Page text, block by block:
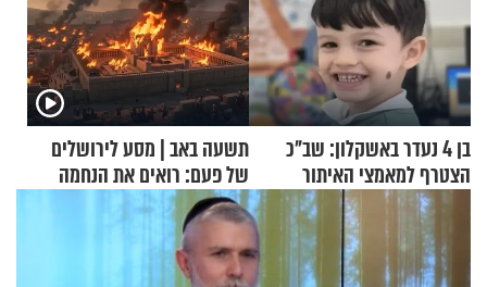
בן 4 נעדר באשקלון: שב"כ
הצטרף למאמצי האיתור
תשעה באב | מסע לירושלים
של פעם: רואים את הנחמה